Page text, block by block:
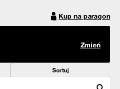
Kup na paragon
Zmień
Sortuj